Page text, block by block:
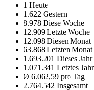
1 Heute
1.622 Gestern
8.978 Diese Woche
12.909 Letzte Woche
12.098 Diesen Monat
63.868 Letzten Monat
1.693.201 Dieses Jahr
1.071.341 Letztes Jahr
Ø 6.062,59 pro Tag
2.764.542 Insgesamt